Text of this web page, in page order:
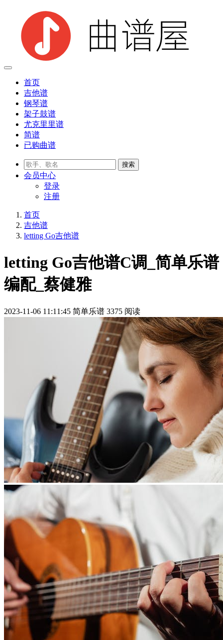
首页
吉他谱
钢琴谱
架子鼓谱
尤克里里谱
简谱
已购曲谱
会员中心
登录
注册
首页
吉他谱
letting Go吉他谱
letting Go吉他谱C调_简单乐谱
编配_蔡健雅
2023-11-06 11:11:45 简单乐谱 3375 阅读